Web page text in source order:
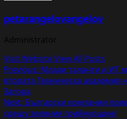
petarangelovangelov
Administrator
Visit WebsiteView All Posts
Post
navigation
Previous: Млади таланти и ИТ
втората Техническа академия
Загора
Next: Български компaнии
срещу зеления грийнуошинг